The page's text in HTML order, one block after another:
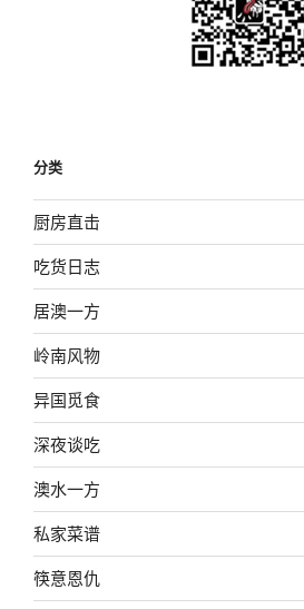
分类
厨房直击
吃货日志
居澳一方
岭南风物
异国觅食
深夜谈吃
澳水一方
私家菜谱
筷意恩仇